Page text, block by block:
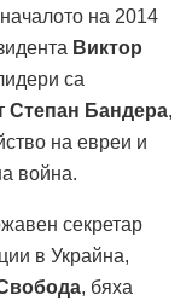
на 2014
Виктор
са
Степан Бандера,
на евреи и
война.
секретар
в Украйна,
, бяха